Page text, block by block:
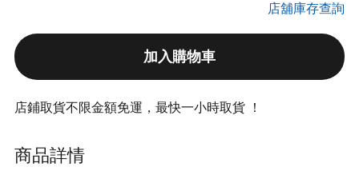
店舖庫存查詢
加入購物車
店鋪取貨不限金額免運，最快一小時取貨 ！
商品詳情